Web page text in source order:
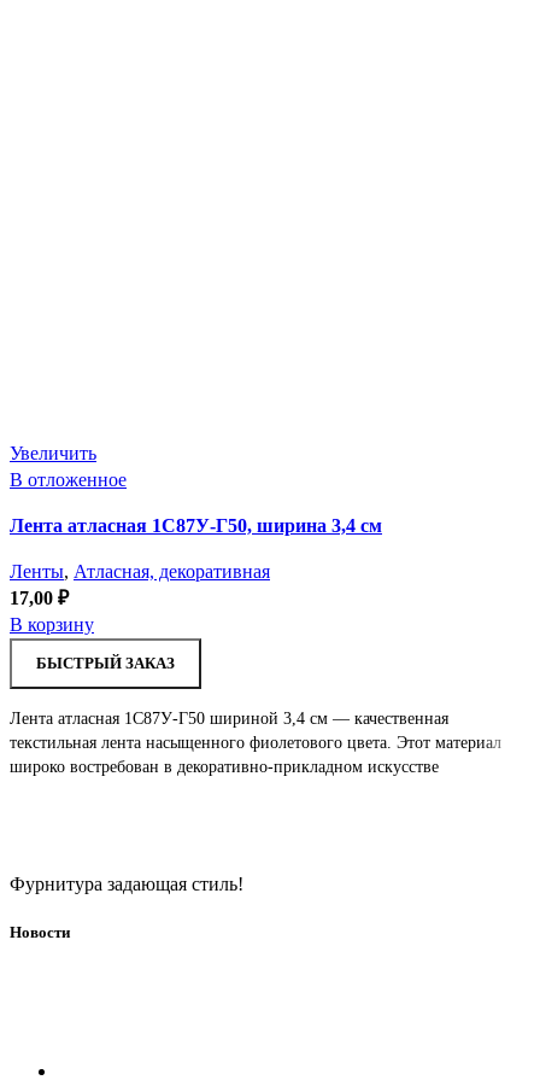
Увеличить
В отложенное
Лента атласная 1С87У-Г50, ширина 3,4 см
Ленты, Атласная, декоративная
17,00 ₽
В корзину
БЫСТРЫЙ ЗАКАЗ
Лента атласная 1С87У-Г50 шириной 3,4 см — качественная
текстильная лента насыщенного фиолетового цвета. Этот материал
широко востребован в декоративно-прикладном искусстве
Фурнитура задающая стиль!
Новости